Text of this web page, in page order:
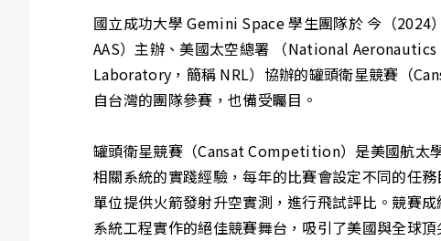
國立成功大學 Gemini Space 學生團隊於 今（
AAS）主辦、美國太空總署 （National
Laboratory，簡稱 NRL）協辦的罐頭衛星競賽（
自台灣的團隊參賽，也備受矚目。
罐頭衛星競賽（Cansat Competition）是美國航太
相關系統的實踐經驗，每年的比賽會設定不同的任
單位提供火箭發射升空實測，進行飛試評比。競賽
系統工程實作的絕佳競賽舞台，吸引了美國與全球